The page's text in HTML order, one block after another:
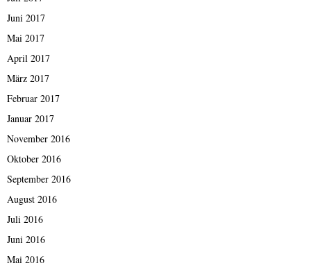
Juni 2017
Mai 2017
April 2017
März 2017
Februar 2017
Januar 2017
November 2016
Oktober 2016
September 2016
August 2016
Juli 2016
Juni 2016
Mai 2016